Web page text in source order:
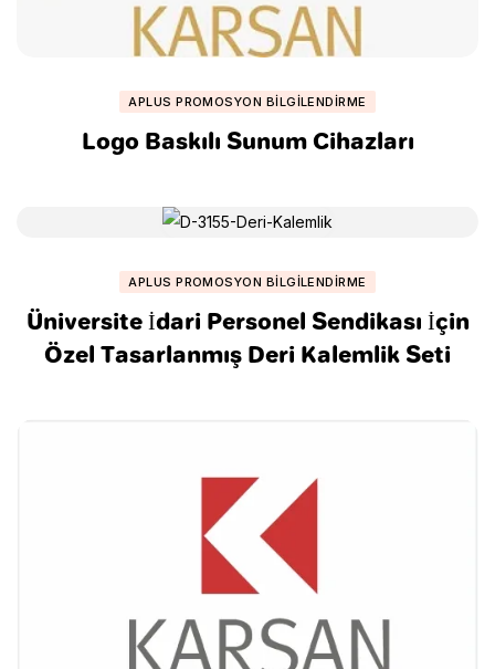
APLUS PROMOSYON BILGILENDIRME
Logo Baskılı Sunum Cihazları
APLUS PROMOSYON BILGILENDIRME
Üniversite İdari Personel Sendikası İçin
Özel Tasarlanmış Deri Kalemlik Seti